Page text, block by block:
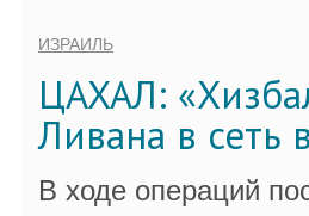
ИЗРАИЛЬ
ЦАХАЛ:
Ливана в сеть
В ходе операций